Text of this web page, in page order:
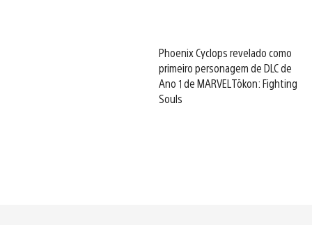
Phoenix Cyclops revelado como
primeiro personagem de DLC de
Ano 1 de MARVEL Tōkon: Fighting
Souls